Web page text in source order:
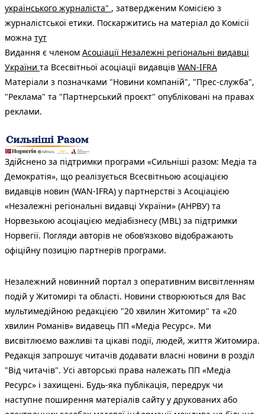
українського журналіста" , затвердженим Комісією з
журналістської етики. Поскаржитись на матеріал до Комісії
можна тут
Видання є членом Асоціації Незалежні регіональні видавці
України та Всесвітньої асоціації видавців WAN-IFRA
Матеріали з позначками "Новини компаній", "Прес-служба",
"Реклама" та "Партнерський проєкт" опубліковані на правах
реклами.
Здійснено за підтримки програми «Сильніші разом: Медіа та
Демократія», що реалізується Всесвітньою асоціацією
видавців новин (WAN-IFRA) у партнерстві з Асоціацією
«Незалежні регіональні видавці України» (АНРВУ) та
Норвезькою асоціацією медіабізнесу (MBL) за підтримки
Норвегії. Погляди авторів не обов’язково відображають
офіційну позицію партнерів програми.
Незалежний новинний портал з оперативним висвітленням
подій у Житомирі та області. Новини створюються для Вас
мультимедійною редакцією "20 хвилин Житомир" та «20
хвилин Романів» видавець ПП «Медіа Ресурс». Ми
висвітлюємо важливі та цікаві події, людей, життя Житомира.
Редакція запрошує читачів додавати власні новини в розділ
"Від читачів". Усі авторські права належать ПП «Медіа
Ресурс» і захищені. Будь-яка публiкацiя, передрук чи
наступне поширення матеріалів сайту у друкованих або